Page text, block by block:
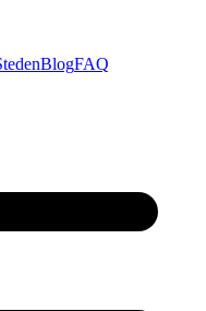
BlogFAQ